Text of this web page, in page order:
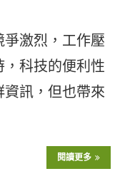
激烈，工作壓
科技的便利性
訊，但也帶來
閱讀更多